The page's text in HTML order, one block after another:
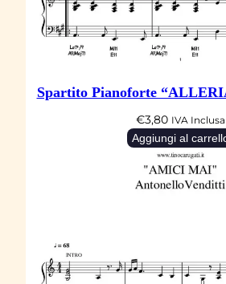
Spartito Pianoforte
€3,80 IVA Inclusa
Aggiungi al